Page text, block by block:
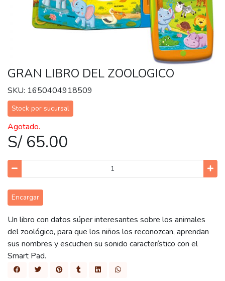
GRAN LIBRO DEL ZOOLOGICO
SKU: 1650404918509
Stock por sucursal
Agotado.
S/ 65.00
Encargar
Un libro con datos súper interesantes sobre los animales
del zoológico, para que los niños los reconozcan, aprendan
sus nombres y escuchen su sonido característico con el
Smart Pad.